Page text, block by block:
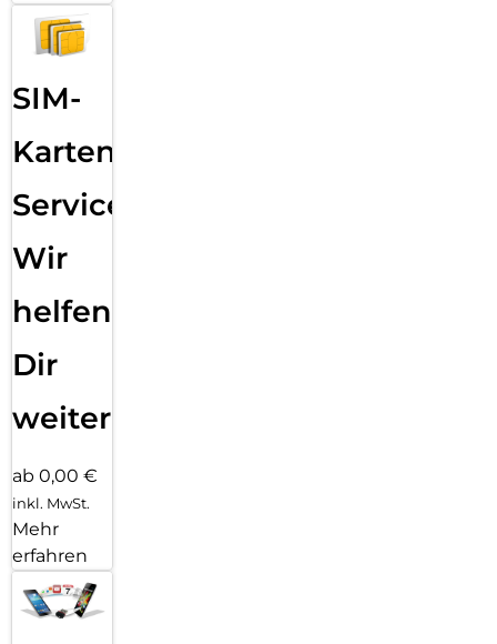
SIM-
Karten
Service:
Wir
helfen
Dir
weiter
ab 0,00 €
inkl. MwSt.
Mehr
erfahren